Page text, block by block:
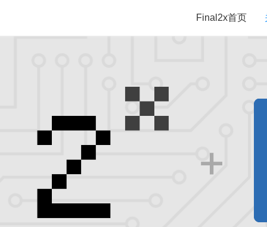
Final2x首页